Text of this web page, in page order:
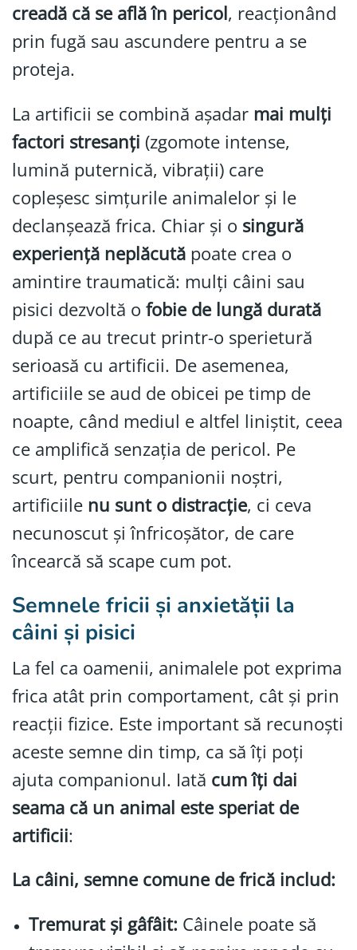
creadă că se află în pericol, reacționând
prin fugă sau ascundere pentru a se
proteja.
La artificii se combină așadar mai mulți
factori stresanți (zgomote intense,
lumină puternică, vibrații) care
copleșesc simțurile animalelor și le
declanșează frica. Chiar și o singură
experiență neplăcută poate crea o
amintire traumatică: mulți câini sau
pisici dezvoltă o fobie de lungă durată
după ce au trecut printr-o sperietură
serioasă cu artificii. De asemenea,
artificiile se aud de obicei pe timp de
noapte, când mediul e altfel liniștit, ceea
ce amplifică senzația de pericol. Pe
scurt, pentru companionii noștri,
artificiile nu sunt o distracție, ci ceva
necunoscut și înfricoșător, de care
încearcă să scape cum pot.
Semnele fricii și anxietății la
câini și pisici
La fel ca oamenii, animalele pot exprima
frica atât prin comportament, cât și prin
reacții fizice. Este important să recunoști
aceste semne din timp, ca să îți poți
ajuta companionul. Iată cum îți dai
seama că un animal este speriat de
artificii:
La câini, semne comune de frică includ:
Tremurat și gâfâit: Câinele poate să